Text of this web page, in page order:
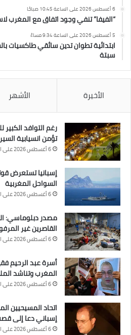
6 أغسطس 2026 على الساعة 10:45 صباحًا
“الفيفا” تنفي وجود اتفاق مع المغرب
5 أغسطس 2026 على الساعة 9:34 مساءً
ابتدائية تطوان تدين سائقي طاكسيات
سبتة
الأخيرة الأشهر
رغم التوافد
تؤمن انسيابية
6 أغسطس 2026 على الساعة 11:34 مساءً
إسبانيا تستعرض
السواحل المغربية
6 أغسطس 2026 على الساعة 10:03 مساءً
مصدر دبلوماسي:
القاصرين غير
6 أغسطس 2026 على الساعة 8:37 مساءً
أسرة عبد الرحيم
المغرب وتناشد
6 أغسطس 2026 على الساعة 6:46 مساءً
اتحاد المسيحيين
إسباني دعا إلى
6 أغسطس 2026 على الساعة 12:12 مساءً